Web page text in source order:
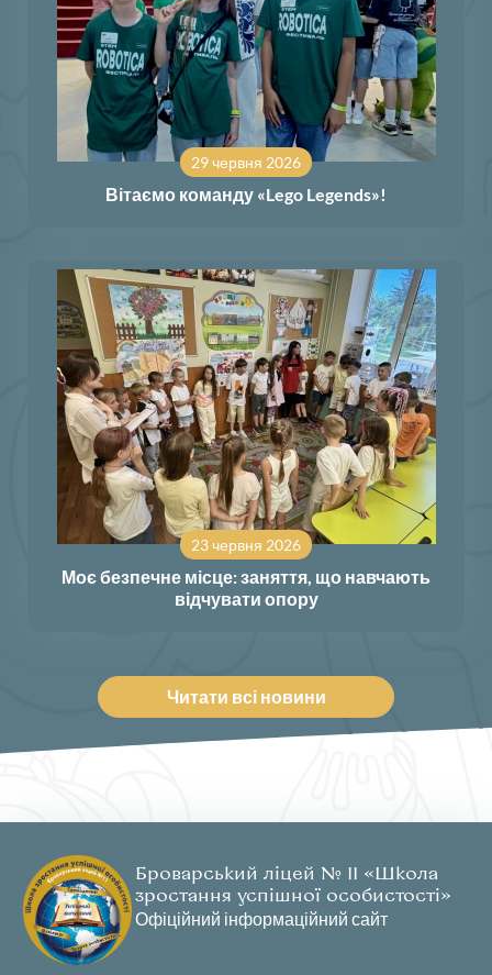
29 червня 2026
Вітаємо команду «Lego Legends»!
23 червня 2026
Моє безпечне місце: заняття, що навчають
відчувати опору
Читати всі новини
Броварський ліцей № 11 «Школа
зростання успішної особистості»
Офіційний інформаційний сайт